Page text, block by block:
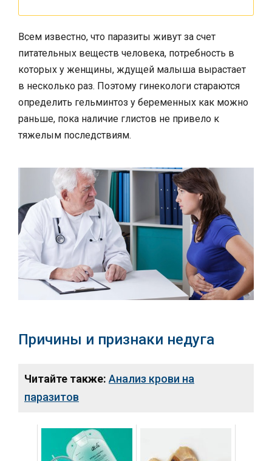
Всем известно, что паразиты живут за счет
питательных веществ человека, потребность в
которых у женщины, ждущей малыша вырастает
в несколько раз. Поэтому гинекологи стараются
определить гельминтоз у беременных как можно
раньше, пока наличие глистов не привело к
тяжелым последствиям.
Причины и признаки недуга
Читайте также: Анализ крови на
паразитов